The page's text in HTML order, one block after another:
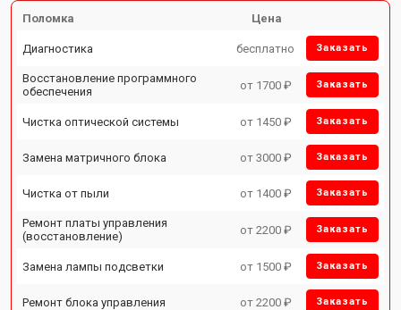
Поломка Цена
Диагностика бесплатно Заказать
Восстановление программного
обеспечения
от 1700 ₽ Заказать
Чистка оптической системы от 1450 ₽ Заказать
Замена матричного блока от 3000 ₽ Заказать
Чистка от пыли от 1400 ₽ Заказать
Ремонт платы управления
(восстановление)
от 2200 ₽ Заказать
Замена лампы подсветки от 1500 ₽ Заказать
Ремонт блока управления от 2200 ₽ Заказать